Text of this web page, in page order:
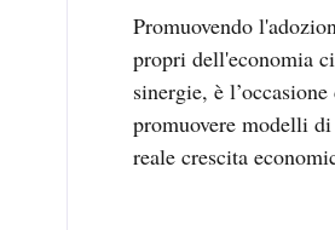
Promuovendo
propri dell'economia
sinergie, è
promuovere modelli
reale crescita